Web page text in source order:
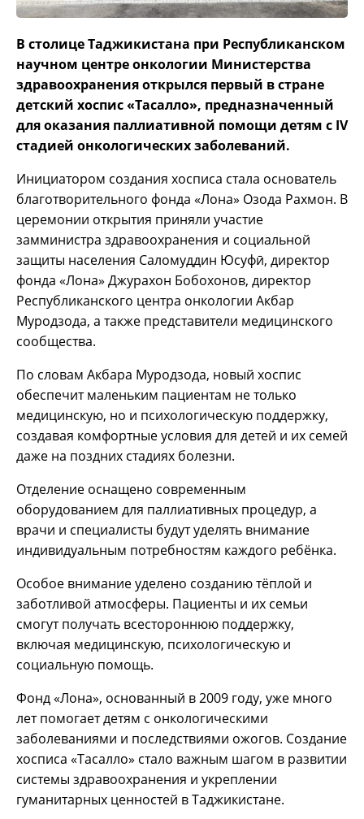
В столице Таджикистана при Республиканском
научном центре онкологии Министерства
здравоохранения открылся первый в стране
детский хоспис «Тасалло», предназначенный
для оказания паллиативной помощи детям с IV
стадией онкологических заболеваний.
Инициатором создания хосписа стала основатель
благотворительного фонда «Лона» Озода Рахмон. В
церемонии открытия приняли участие
замминистра здравоохранения и социальной
защиты населения Саломуддин Юсуфӣ, директор
фонда «Лона» Джурахон Бобохонов, директор
Республиканского центра онкологии Акбар
Муродзода, а также представители медицинского
сообщества.
По словам Акбара Муродзода, новый хоспис
обеспечит маленьким пациентам не только
медицинскую, но и психологическую поддержку,
создавая комфортные условия для детей и их семей
даже на поздних стадиях болезни.
Отделение оснащено современным
оборудованием для паллиативных процедур, а
врачи и специалисты будут уделять внимание
индивидуальным потребностям каждого ребёнка.
Особое внимание уделено созданию тёплой и
заботливой атмосферы. Пациенты и их семьи
смогут получать всестороннюю поддержку,
включая медицинскую, психологическую и
социальную помощь.
Фонд «Лона», основанный в 2009 году, уже много
лет помогает детям с онкологическими
заболеваниями и последствиями ожогов. Создание
хосписа «Тасалло» стало важным шагом в развитии
системы здравоохранения и укреплении
гуманитарных ценностей в Таджикистане.